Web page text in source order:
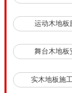
后如果不及时处
用，而且费时
费用的10%-
木地板还可以
运动木地板
舞台木地板
实木地板施